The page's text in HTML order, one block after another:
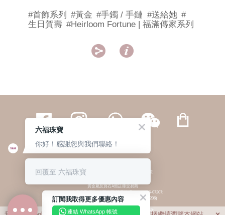
#首飾系列 #黃金 #手鐲 / 手鏈 #送給她 #
生日賀壽 #Heirloom Fortune | 福滿傳家系列
 
繁體 | 簡体
© 六福集團 版權所有 不得轉載 私隱政策
貴金屬及寶石A類註冊交易商
(六福企業禮品(國際)有限公司-註冊號碼:A-B-24-05-07207;
六福電子商貿有限公司-註冊號碼:A-B-24-05-07206)
貴金屬及寶石B類註冊交易商
(六福集團有限公司-註冊號碼:B-B-24-05-07258;
訂閱我取得更多優惠內容
連結 WhatsApp 帳號
六福珠寶
你好！感謝您與我們聯絡！
回覆至 六福珠寶